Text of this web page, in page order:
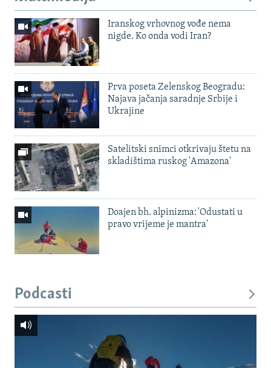
Iranskog vrhovnog vođe nema
nigde. Ko onda vodi Iran?
Prva poseta Zelenskog Beogradu:
Najava jačanja saradnje Srbije i
Ukrajine
Satelitski snimci otkrivaju štetu na
skladištima ruskog 'Amazona'
Doajen bh. alpinizma: 'Odustati u
pravo vrijeme je mantra'
Podcasti